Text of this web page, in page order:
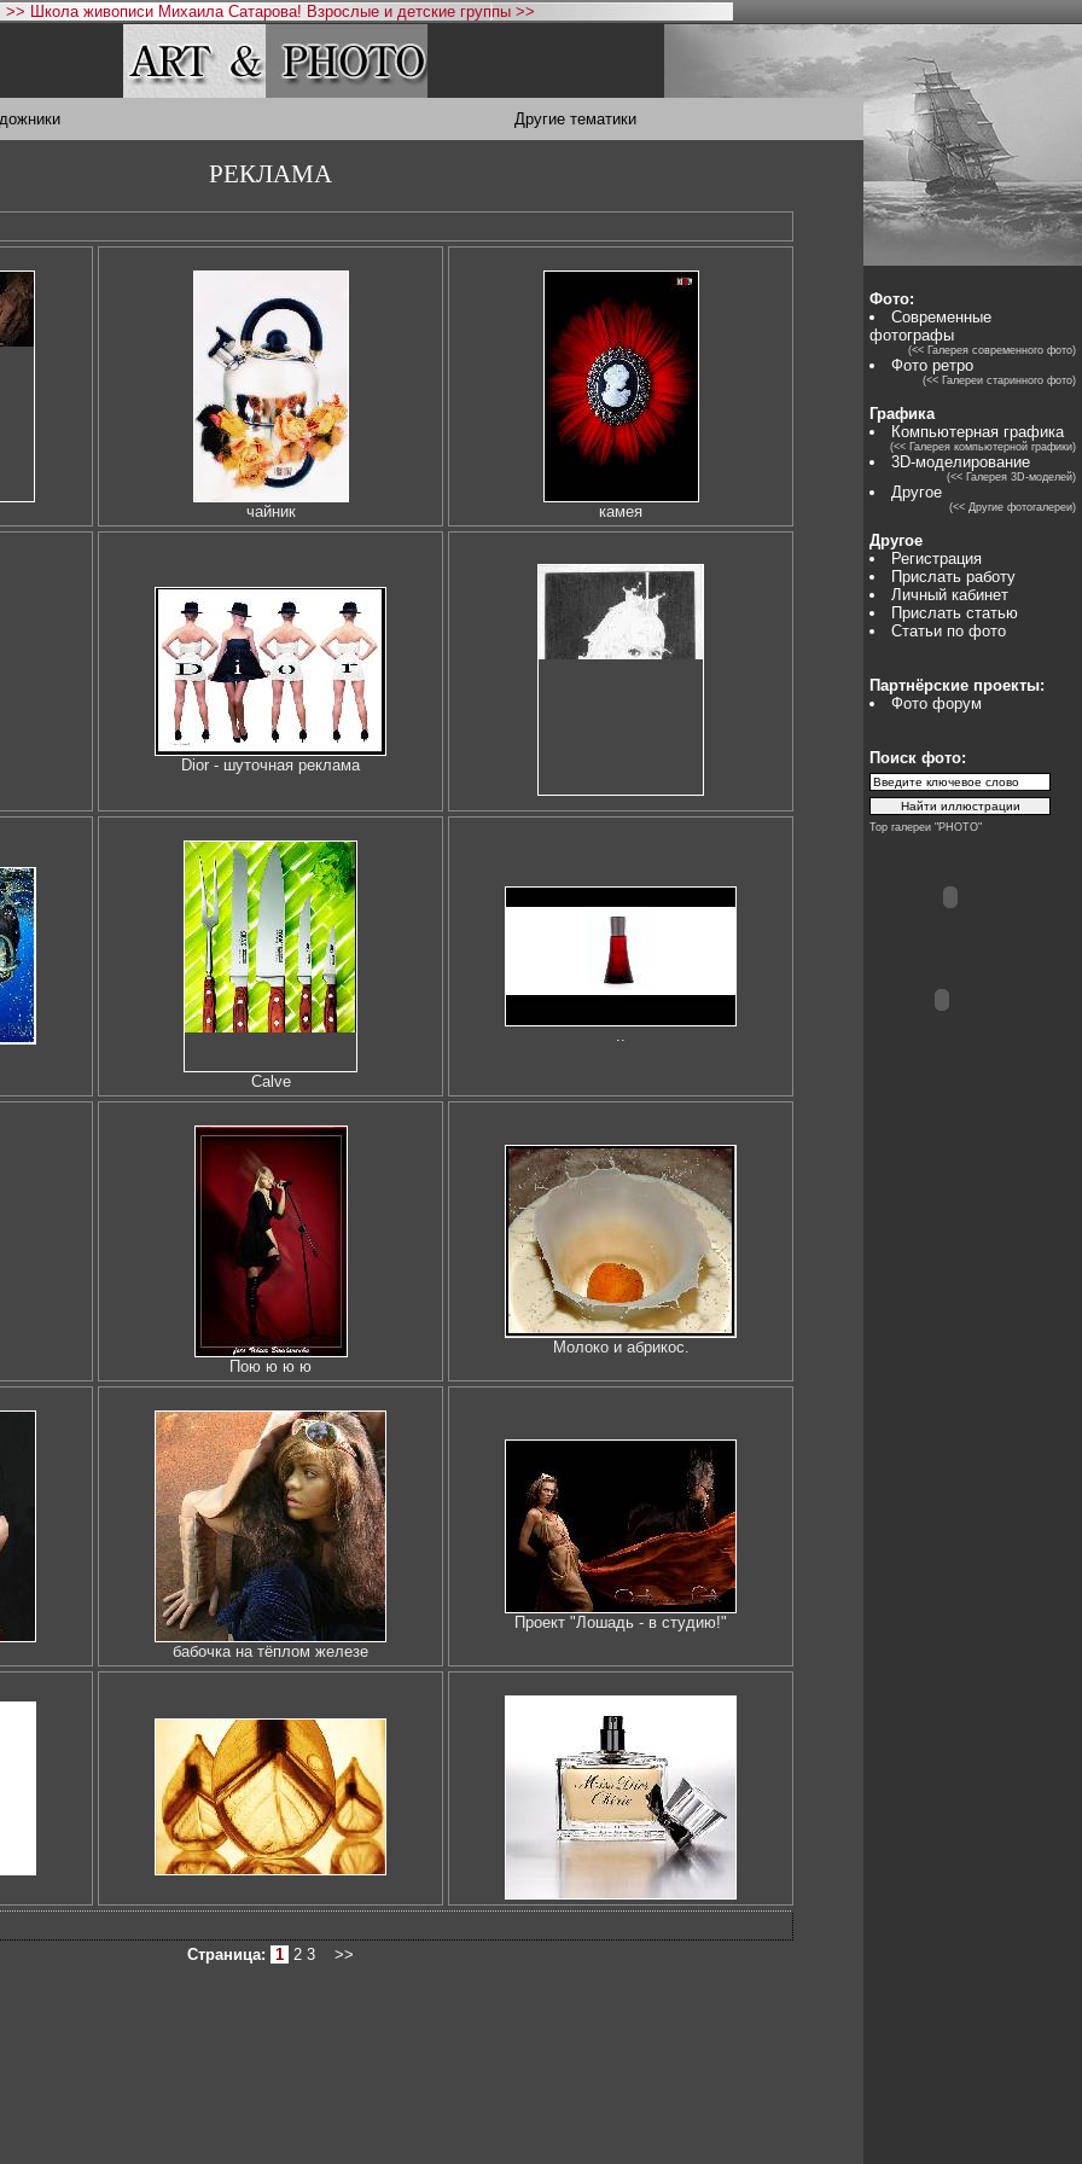
>> Школа живописи Михаила Сатарова! Взрослые и детские группы >>
Другие тематики
РЕКЛАМА
чайник камея
Dior - шуточная реклама
Calve
..
Пою ю ю ю
Молоко и абрикос.
бабочка на тёплом железе
Проект "Лошадь - в студию!"
Страница: 1 2 3 >>
Фото:
Современные
фотографы
(<< Галерея современного фото)
Фото ретро
(<< Галереи старинного фото)
Графика
Компьютерная графика
(<< Галерея компьютерной графики)
3D-моделирование
(<< Галерея 3D-моделей)
Другое
(<< Другие фотогалереи)
Другое
Регистрация
Прислать работу
Личный кабинет
Прислать статью
Статьи по фото
Партнёрские проекты:
Фото форум
Поиск фото:
Top галереи "PHOTO"